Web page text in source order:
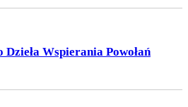
Dzieła Wspierania Powołań